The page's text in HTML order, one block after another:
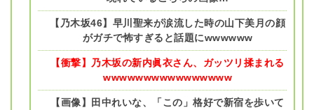
【乃木坂46】早川聖来が涙流した時の山下美月の顔
がガチで怖すぎると話題にwwwwww
【衝撃】乃木坂の新内眞衣さん、ガッツリ揉まれる
wwwwwwwwwwwwwwww
【画像】田中れいな、「この」格好で新宿を歩いて